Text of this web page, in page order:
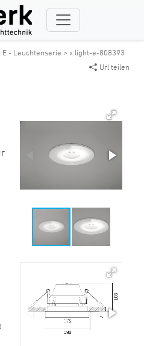
E - Leuchtenserie > x.light-e-808393
Url teilen